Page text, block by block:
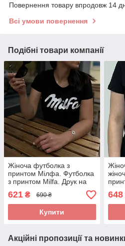
Повернення товару впродовж 14
Всі умови повернення
Подібні товари компанії
Жіноча футболка з
принтом Мілфа. Футболка
з принтом Milfa. Друк на
футболці.
621 ₴ 690 ₴
Купити
може
648
Акційні пропозиції та